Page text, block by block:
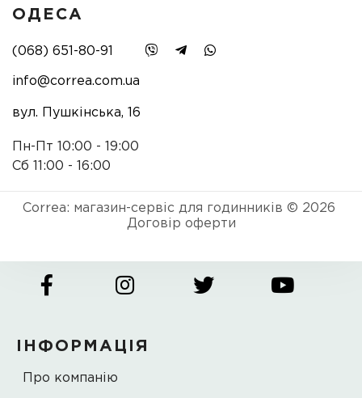
ОДЕСА
(068) 651-80-91
info@correa.com.ua
вул. Пушкінська, 16
Пн-Пт 10:00 - 19:00
Сб 11:00 - 16:00
Correa: магазин-сервіс для годинників © 2026
Договір оферти
ІНФОРМАЦІЯ
Про компанію